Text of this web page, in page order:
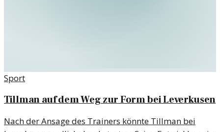
Sport
Tillman auf dem Weg zur Form bei Leverkusen
Nach der Ansage des Trainers könnte Tillman bei